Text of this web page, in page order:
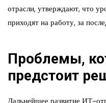
отрасли, утверждают, что
приходят на работу, за
Проблемы,
предстоит
Дальнейшее развитие ИТ-